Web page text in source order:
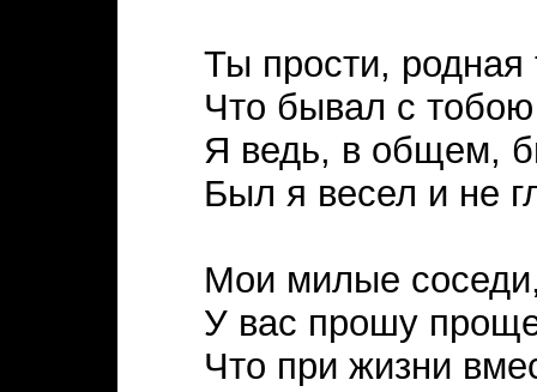
Ты прости,
Что бывал с тобою
Я ведь, в общем,
Был я весел и не
Мои милые
У вас прошу
Что при жизни